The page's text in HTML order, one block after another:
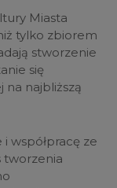
Miasta
tylko zbiorem
stworzenie
się
na najbliższą
współpracę ze
tworzenia